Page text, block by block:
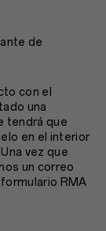
de
con el
una
tendrá que
en el interior
vez que
un correo
RMA